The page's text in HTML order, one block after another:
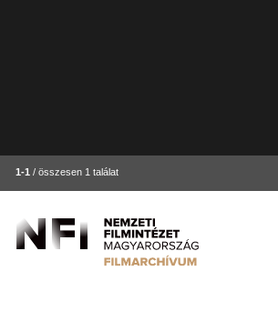
1-1 / összesen 1 találat